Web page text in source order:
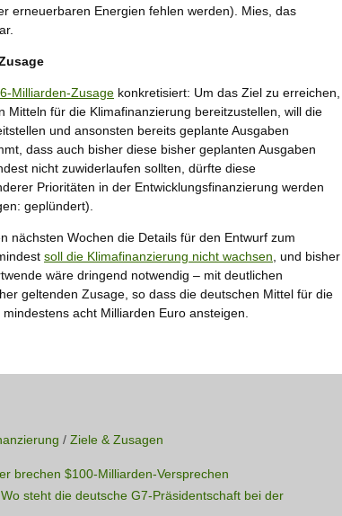
erneuerbaren Energien fehlen werden). Mies, das
6-Milliarden-Zusage konkretisiert: Um das Ziel zu erreichen,
für die Klimafinanzierung bereitzustellen, will die
und ansonsten bereits geplante Ausgaben
dass auch bisher diese bisher geplanten Ausgaben
nicht zuwiderlaufen sollten, dürfte diese
Prioritäten in der Entwicklungsfinanzierung werden
geplündert).
nächsten Wochen die Details für den Entwurf zum
soll die Klimafinanzierung nicht wachsen , und bisher
wäre dringend notwendig – mit deutlichen
geltenden Zusage, so dass die deutschen Mittel für die
acht Milliarden Euro ansteigen.
/ Ziele & Zusagen
brechen $100-Milliarden-Versprechen
steht die deutsche G7-Präsidentschaft bei der